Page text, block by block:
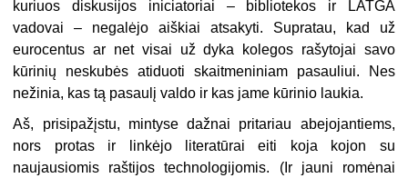
kuriuos diskusijos iniciatoriai – bibliotekos ir LATGA
vadovai – negalėjo aiškiai atsakyti. Supratau, kad už
eurocentus ar net visai už dyka kolegos rašytojai savo
kūrinių neskubės atiduoti skaitmeniniam pasauliui. Nes
nežinia, kas tą pasaulį valdo ir kas jame kūrinio laukia.
Aš, prisipažįstu, mintyse dažnai pritariau abejojantiems,
nors protas ir linkėjo literatūrai eiti koja kojon su
naujausiomis raštijos technologijomis. (Ir jauni romėnai